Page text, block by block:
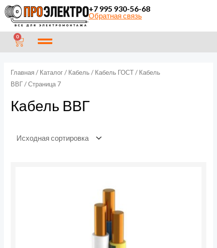
Перейти
содержимому
+7 995 930-56-68
Обратная связь
0 CART
П
Главная / Каталог/ Кабель / Кабель ГОСТ/ Кабель
ВВГ/ Страница 7
Кабель ВВГ